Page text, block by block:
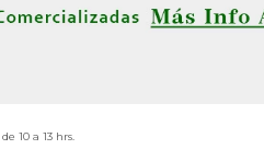
10 a 13 hrs.